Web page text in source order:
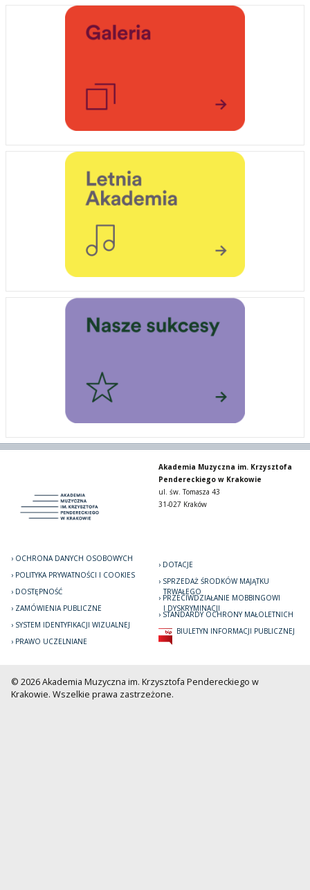
Akademia Muzyczna im. Krzysztofa
Pendereckiego w Krakowie
ul. św. Tomasza 43
31-027 Kraków
OCHRONA DANYCH OSOBOWYCH
POLITYKA PRYWATNOŚCI I COOKIES
DOSTĘPNOŚĆ
ZAMÓWIENIA PUBLICZNE
SYSTEM IDENTYFIKACJI WIZUALNEJ
PRAWO UCZELNIANE
DOTACJE
SPRZEDAŻ ŚRODKÓW MAJĄTKU
TRWAŁEGO
PRZECIWDZIAŁANIE MOBBINGOWI
I DYSKRYMINACJI
STANDARDY OCHRONY MAŁOLETNICH
BIULETYN INFORMACJI PUBLICZNEJ
© 2026 Akademia Muzyczna im. Krzysztofa Pendereckiego w
Krakowie. Wszelkie prawa zastrzeżone.